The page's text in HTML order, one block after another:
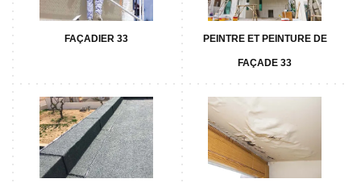
FAÇADIER 33 PEINTRE ET PEINTURE DE
FAÇADE 33